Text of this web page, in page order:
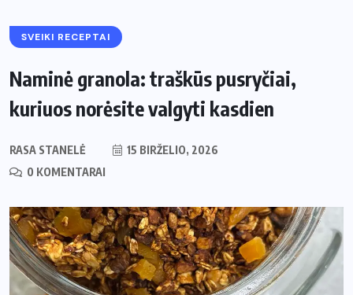
SVEIKI RECEPTAI
Naminė granola: traškūs pusryčiai,
kuriuos norėsite valgyti kasdien
RASA STANELĖ
15 BIRŽELIO, 2026
0 KOMENTARAI